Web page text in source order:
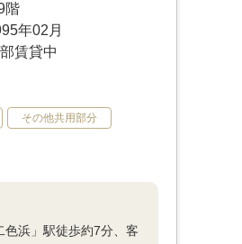
階
年02月
賃貸中
その他共用部分
浜」駅徒歩約7分、客